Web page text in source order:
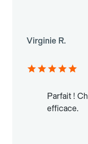
Virginie R.
Parfait !
efficace.